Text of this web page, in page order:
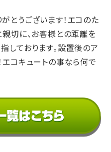
とうございます！ エコのた
切に、お客様との距離を
しております。設置後のア
エコキュートの事なら何で